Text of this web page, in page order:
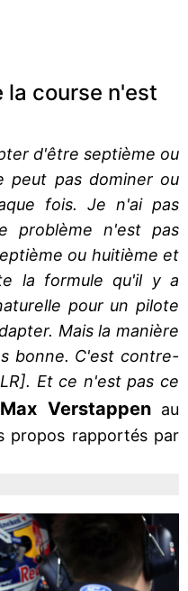
la course n'est
d'être septième ou
peut pas dominer ou
fois. Je n'ai pas
problème n'est pas
ou huitième et
la formule qu'il y a
pour un pilote
Mais la manière
bonne. C'est contre-
Et ce n'est pas ce
Max Verstappenau
propos rapportés par